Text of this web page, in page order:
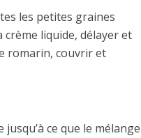
les petites graines
liquide, délayer et
romarin, couvrir et
ce que le mélange